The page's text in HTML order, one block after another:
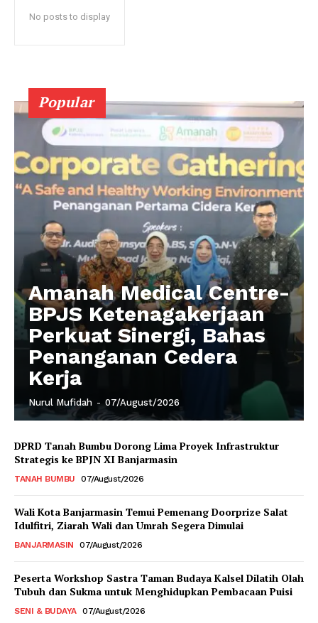
No posts to display
Popular
Amanah Medical Centre-
BPJS Ketenagakerjaan
Perkuat Sinergi, Bahas
Penanganan Cedera
Kerja
Nurul Mufidah - 07/August/2026
DPRD Tanah Bumbu Dorong Lima Proyek Infrastruktur
Strategis ke BPJN XI Banjarmasin
TANAH BUMBU 07/August/2026
Wali Kota Banjarmasin Temui Pemenang Doorprize Salat
Idulfitri, Ziarah Wali dan Umrah Segera Dimulai
BANJARMASIN 07/August/2026
Peserta Workshop Sastra Taman Budaya Kalsel Dilatih Olah
Tubuh dan Sukma untuk Menghidupkan Pembacaan Puisi
SENI & BUDAYA 07/August/2026